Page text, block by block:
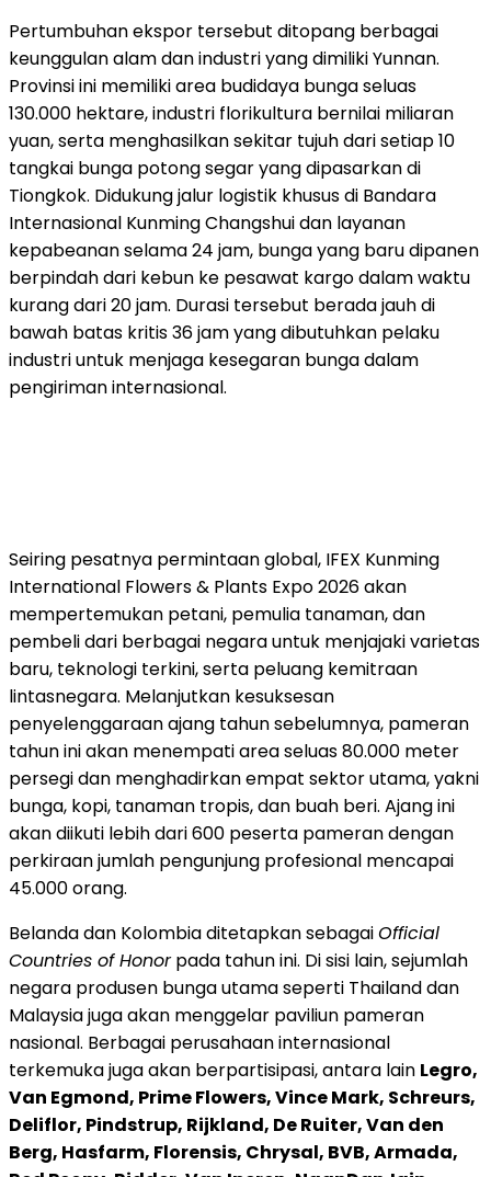
Pertumbuhan ekspor tersebut ditopang berbagai
keunggulan alam dan industri yang dimiliki Yunnan.
Provinsi ini memiliki area budidaya bunga seluas
130.000 hektare, industri florikultura bernilai miliaran
yuan, serta menghasilkan sekitar tujuh dari setiap 10
tangkai bunga potong segar yang dipasarkan di
Tiongkok. Didukung jalur logistik khusus di Bandara
Internasional Kunming Changshui dan layanan
kepabeanan selama 24 jam, bunga yang baru dipanen
berpindah dari kebun ke pesawat kargo dalam waktu
kurang dari 20 jam. Durasi tersebut berada jauh di
bawah batas kritis 36 jam yang dibutuhkan pelaku
industri untuk menjaga kesegaran bunga dalam
pengiriman internasional.
Seiring pesatnya permintaan global, IFEX Kunming
International Flowers & Plants Expo 2026 akan
mempertemukan petani, pemulia tanaman, dan
pembeli dari berbagai negara untuk menjajaki varietas
baru, teknologi terkini, serta peluang kemitraan
lintasnegara. Melanjutkan kesuksesan
penyelenggaraan ajang tahun sebelumnya, pameran
tahun ini akan menempati area seluas 80.000 meter
persegi dan menghadirkan empat sektor utama, yakni
bunga, kopi, tanaman tropis, dan buah beri. Ajang ini
akan diikuti lebih dari 600 peserta pameran dengan
perkiraan jumlah pengunjung profesional mencapai
45.000 orang.
Belanda dan Kolombia ditetapkan sebagaiOfficial
Countries of Honorpada tahun ini. Di sisi lain, sejumlah
negara produsen bunga utama seperti Thailand dan
Malaysia juga akan menggelar paviliun pameran
nasional. Berbagai perusahaan internasional
terkemuka juga akan berpartisipasi, antara lain Legro,
Van Egmond, Prime Flowers, Vince Mark, Schreurs,
Deliflor, Pindstrup, Rijkland, De Ruiter, Van den
Berg, Hasfarm, Florensis, Chrysal, BVB, Armada,